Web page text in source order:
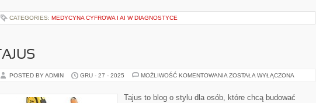
CATEGORIES: MEDYCYNA CYFROWA I AI W DIAGNOSTYCE
TAJUS
POSTED BY ADMIN GRU - 27 - 2025 MOŻLIWOŚĆ KOMENTOWANIA TAJUS
ZOSTAŁA WYŁĄCZONA
Tajus to blog o stylu dla osób, które chcą budować